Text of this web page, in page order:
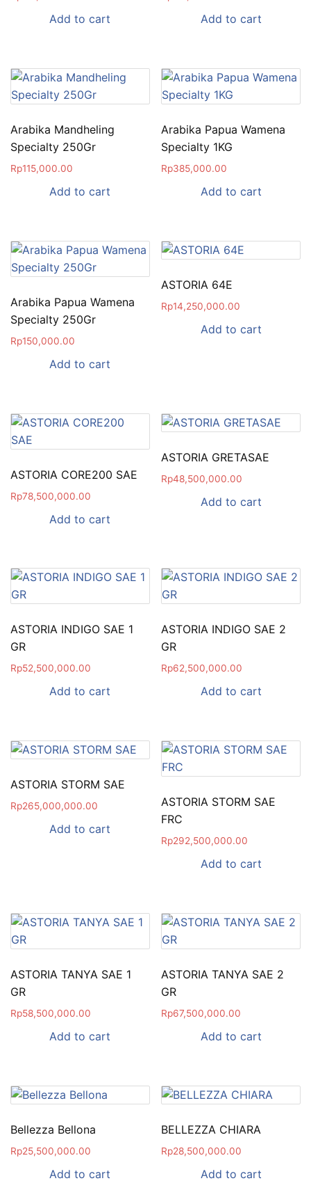
Add to cart Add to cart
Arabika Mandheling
Specialty 250Gr
Rp115,000.00
Add to cart
Arabika Papua Wamena
Specialty 1KG
Rp385,000.00
Add to cart
Arabika Papua Wamena
Specialty 250Gr
Rp150,000.00
Add to cart
ASTORIA 64E
Rp14,250,000.00
Add to cart
ASTORIA CORE200 SAE
Rp78,500,000.00
Add to cart
ASTORIA GRETASAE
Rp48,500,000.00
Add to cart
ASTORIA INDIGO SAE 1
GR
Rp52,500,000.00
Add to cart
ASTORIA INDIGO SAE 2
GR
Rp62,500,000.00
Add to cart
ASTORIA STORM SAE
Rp265,000,000.00
Add to cart
ASTORIA STORM SAE
FRC
Rp292,500,000.00
Add to cart
ASTORIA TANYA SAE 1
GR
Rp58,500,000.00
Add to cart
ASTORIA TANYA SAE 2
GR
Rp67,500,000.00
Add to cart
Bellezza Bellona
Rp25,500,000.00
Add to cart
BELLEZZA CHIARA
Rp28,500,000.00
Add to cart